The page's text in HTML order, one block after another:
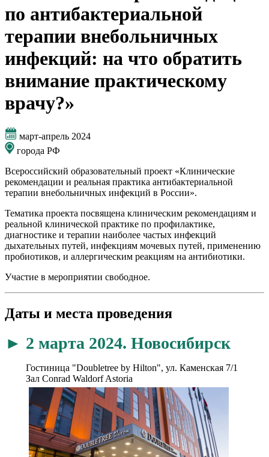
по антибактериальной
терапии внебольничных
инфекций: на что обратить
внимание практическому
врачу?»
март-апрель 2024
города РФ
Всероссийский образовательный проект «Клинические
рекомендации и реальная практика антибактериальной
терапии внебольничных инфекций в России».
Тематика проекта посвящена клиническим рекомендациям и
реальной клинической практике по профилактике,
диагностике и терапии наиболее частых инфекций
дыхательных путей, инфекциям мочевых путей, применению
пробиотиков, и аллергическим реакциям на антибиотики.
Участие в мероприятии свободное.
Даты и места проведения
► 2 марта 2024. Новосибирск
Гостиница "Doubletree by Hilton", ул. Каменская 7/1
Зал Conrad Waldorf Astoria